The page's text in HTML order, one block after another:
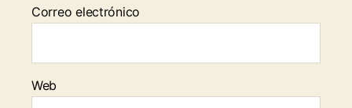
Correo electrónico
Web